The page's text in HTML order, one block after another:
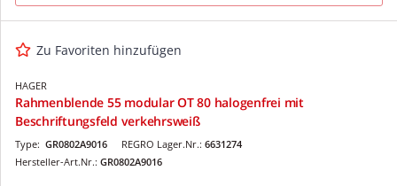
Zu Favoriten hinzufügen
HAGER
Rahmenblende 55 modular OT 80 halogenfrei mit
Beschriftungsfeld verkehrsweiß
REGRO Lager.Nr.: 6631274
Type: GR0802A9016
Hersteller-Art.Nr.: GR0802A9016